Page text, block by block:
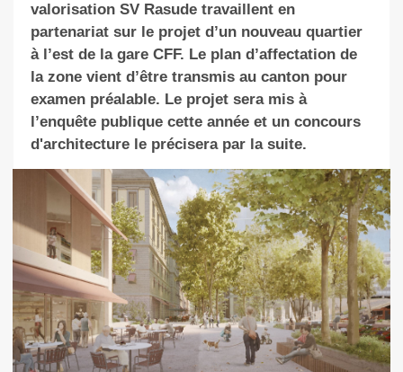
valorisation SV Rasude travaillent en
partenariat sur le projet d’un nouveau quartier
à l’est de la gare CFF. Le plan d’affectation de
la zone vient d’être transmis au canton pour
examen préalable. Le projet sera mis à
l’enquête publique cette année et un concours
d'architecture le précisera par la suite.